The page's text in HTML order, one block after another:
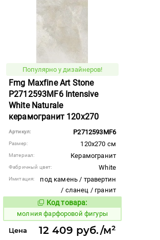
Популярно у дизайнеров!
Fmg Maxfine Art Stone
P2712593MF6 Intensive
White Naturale
керамогранит 120x270
Артикул: P2712593MF6
Размер: 120x270 см
Материал: Керамогранит
Фабричный цвет: White
Имитация:
под камень / травертин
/ сланец / гранит
Код товара:
1013990Код товара:
молния фарфоровой фигуры
Цена 12 409 руб./м²